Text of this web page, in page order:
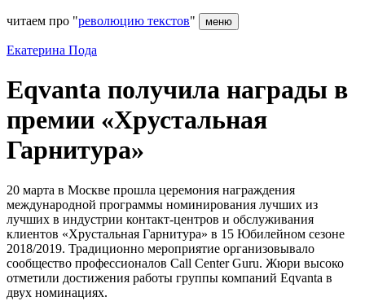
читаем про "революцию текстов" меню
Екатерина Пода
Eqvanta получила награды в
премии «Хрустальная
Гарнитура»
20 марта в Москве прошла церемония награждения
международной программы номинирования лучших из
лучших в индустрии контакт-центров и обслуживания
клиентов «Хрустальная Гарнитура» в 15 Юбилейном сезоне
2018/2019. Традиционно мероприятие организовывало
сообщество профессионалов Call Center Guru. Жюри высоко
отметили достижения работы группы компаний Eqvanta в
двух номинациях.